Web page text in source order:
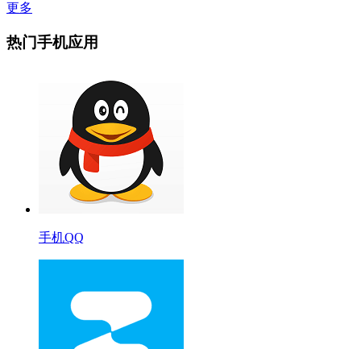
更多
热门手机应用
手机QQ